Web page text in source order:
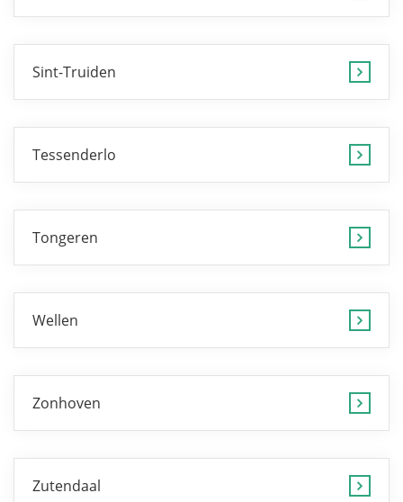
Sint-Truiden
Tessenderlo
Tongeren
Wellen
Zonhoven
Zutendaal